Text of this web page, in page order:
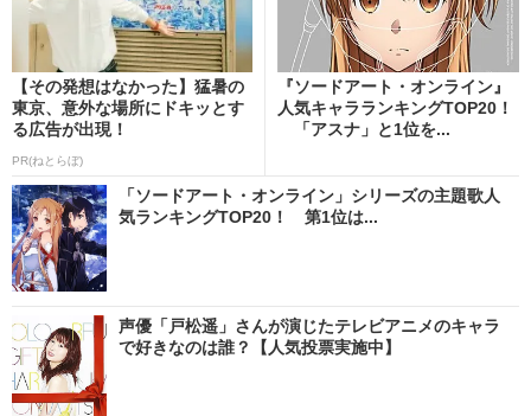
【その発想はなかった】猛暑の
東京、意外な場所にドキッとす
る広告が出現！
PR(ねとらぼ)
『ソードアート・オンライン』
人気キャラランキングTOP20！
「アスナ」と1位を...
「ソードアート・オンライン」シリーズの主題歌人
気ランキングTOP20！ 第1位は...
声優「戸松遥」さんが演じたテレビアニメのキャラ
で好きなのは誰？【人気投票実施中】